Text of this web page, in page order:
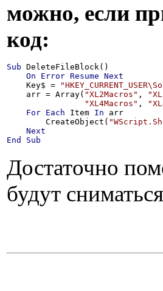
можно, если
код:
Sub DeleteFileBlock()
On
Error Resume Next
    Key$ =
    arr = Array(
"XL2Macros" ,
"XL4Macros" ,
For Each Item In arr
        CreateObject(
Next
End
Sub
Достаточно
будут